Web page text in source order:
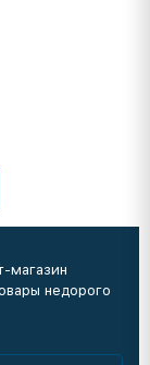
магазин
недорого